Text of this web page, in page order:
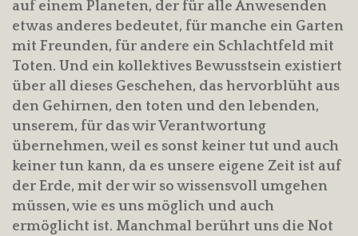
auf einem Planeten, der für alle Anwesenden
etwas anderes bedeutet, für manche ein Garten
mit Freunden, für andere ein Schlachtfeld mit
Toten. Und ein kollektives Bewusstsein existiert
über all dieses Geschehen, das hervorblüht aus
den Gehirnen, den toten und den lebenden,
unserem, für das wir Verantwortung
übernehmen, weil es sonst keiner tut und auch
keiner tun kann, da es unsere eigene Zeit ist auf
der Erde, mit der wir so wissensvoll umgehen
müssen, wie es uns möglich und auch
ermöglicht ist. Manchmal berührt uns die Not